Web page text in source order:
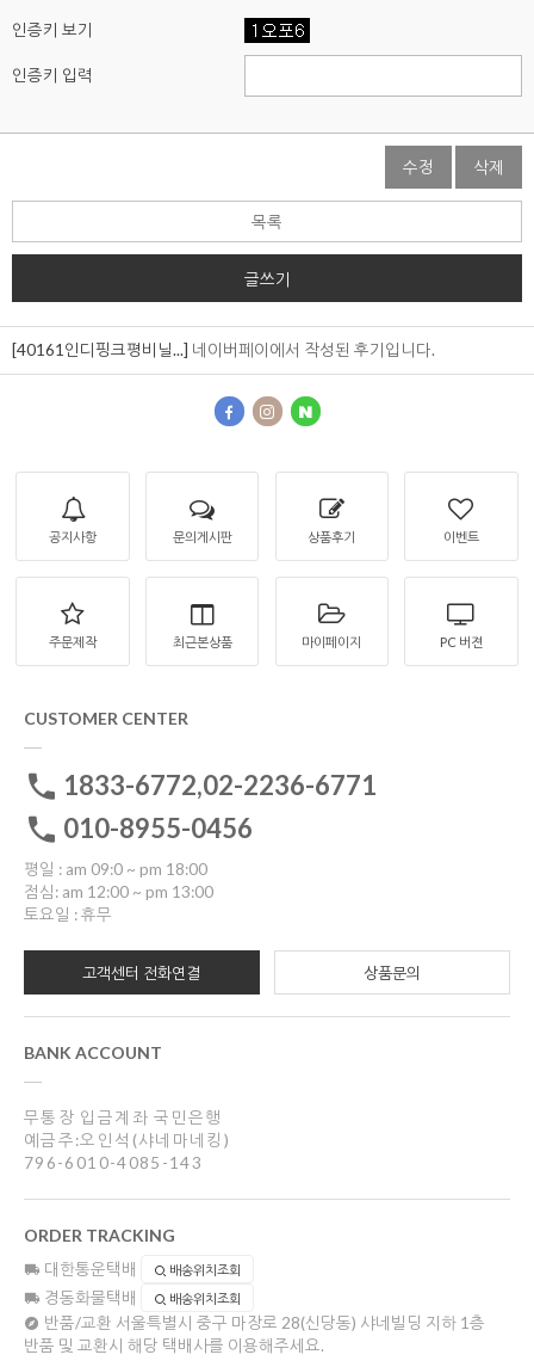
인증키 보기
인증키 입력
수정 삭제
목록
글쓰기
[40161인디핑크평비닐...] 네이버페이에서 작성된 후기입니다.
공지사항 문의게시판 상품후기 이벤트
주문제작 최근본상품 마이페이지 PC 버젼
CUSTOMER CENTER
1833-6772,02-2236-6771
010-8955-0456
평일 : am 09:0 ~ pm 18:00
점심: am 12:00 ~ pm 13:00
토요일 : 휴무
고객센터 전화연결 상품문의
BANK ACCOUNT
무통장 입금계좌 국민은행
예금주:오인석(샤네마네킹)
796-6010-4085-143
ORDER TRACKING
대한통운택배 배송위치조회
경동화물택배 배송위치조회
반품/교환 서울특별시 중구 마장로 28(신당동) 샤네빌딩 지하 1층
반품 및 교환시 해당 택배사를 이용해주세요.